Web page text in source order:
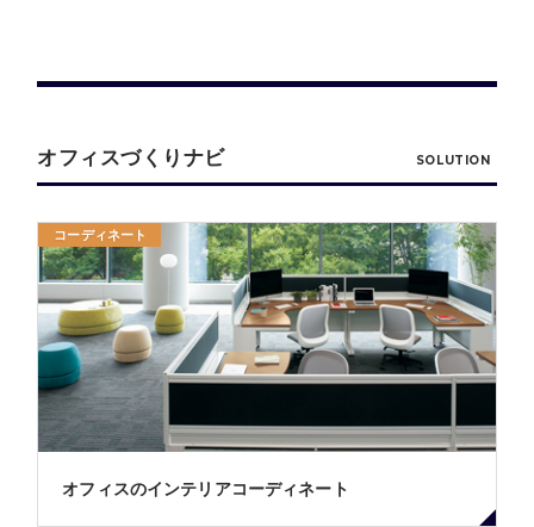
オフィスづくりナビ SOLUTION
コーディネート
オフィスのインテリアコーディネート